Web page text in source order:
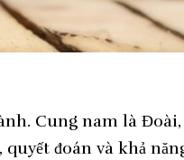
Cung nam là
đoán và khả